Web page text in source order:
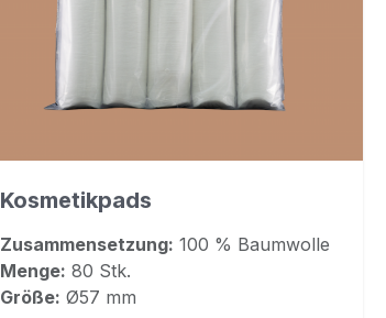
Kosmetikpads
Zusammensetzung: 100 % Baumwolle
Menge: 80 Stk.
Größe: Ø57 mm